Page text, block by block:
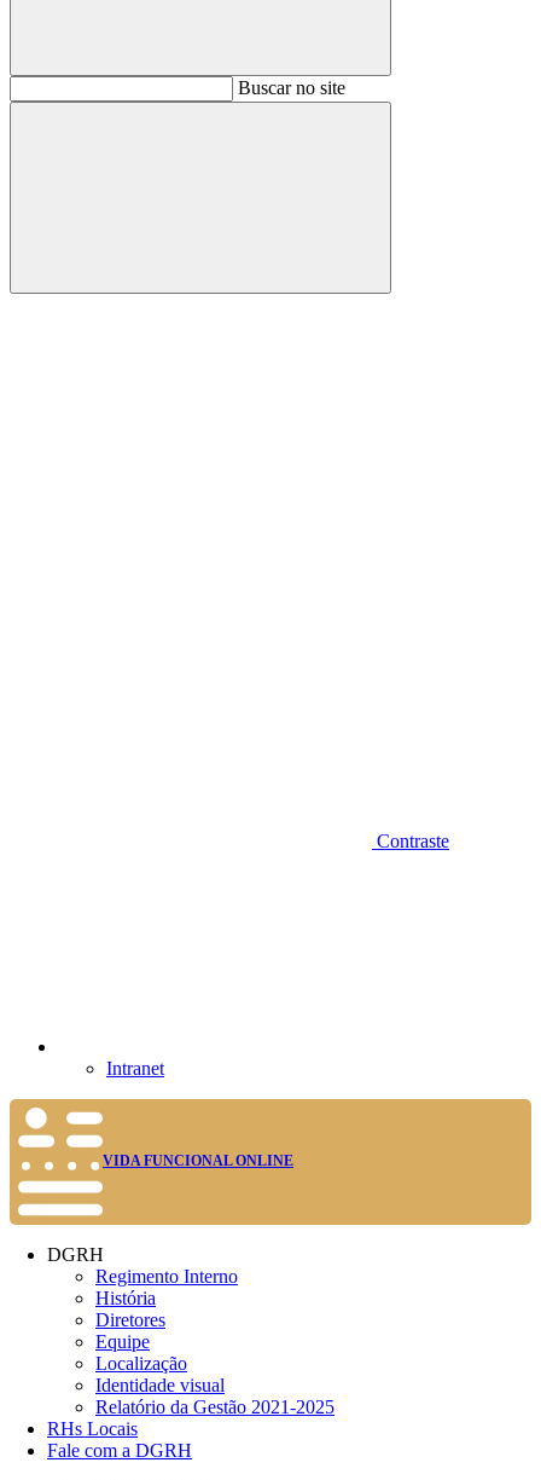
BuscarBuscar no site
Buscar
Contraste
Intranet
VIDA FUNCIONAL ONLINE
DGRH
Regimento Interno
História
Diretores
Equipe
Localização
Identidade visual
Relatório da Gestão 2021-2025
RHs Locais
Fale com a DGRH